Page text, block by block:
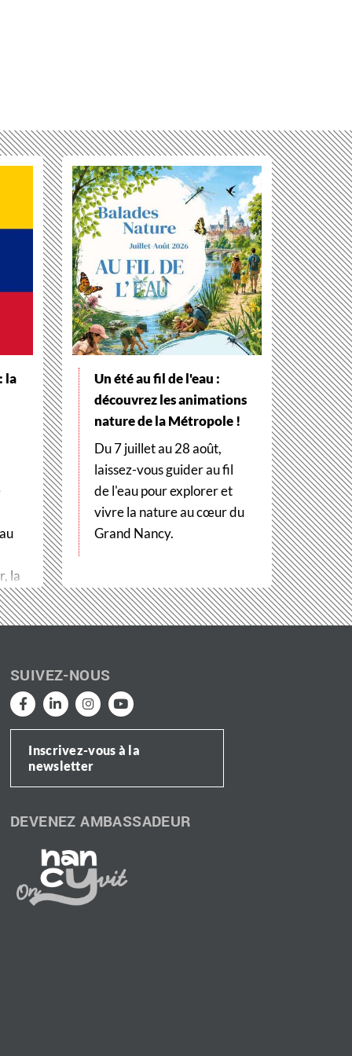
la
la
Un été au fil de l'eau :
découvrez les animations
nature de la Métropole !
Du 7 juillet au 28 août,
laissez-vous guider au fil
de l'eau pour explorer et
vivre la nature au cœur du
Grand Nancy.
SUIVEZ-NOUS
Inscrivez-vous à la
newsletter
DEVENEZ AMBASSADEUR